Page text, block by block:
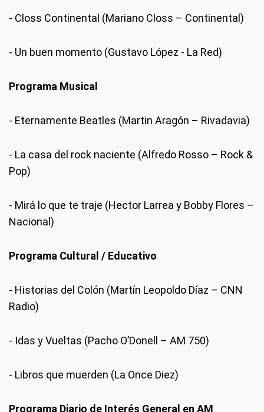
- Closs Continental (Mariano Closs – Continental)
- Un buen momento (Gustavo López - La Red)
Programa Musical
- Eternamente Beatles (Martin Aragón – Rivadavia)
- La casa del rock naciente (Alfredo Rosso – Rock &
Pop)
- Mirá lo que te traje (Hector Larrea y Bobby Flores –
Nacional)
Programa Cultural / Educativo
- Historias del Colón (Martín Leopoldo Díaz – CNN
Radio)
- Idas y Vueltas (Pacho O’Donell – AM 750)
- Libros que muerden (La Once Diez)
Programa Diario de Interés General en AM